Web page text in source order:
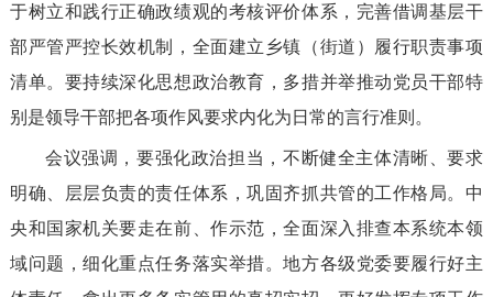
于树立和践行正确政绩观的考核评价体系，完善借调基层干
部严管严控长效机制，全面建立乡镇（街道）履行职责事项
清单。要持续深化思想政治教育，多措并举推动党员干部特
别是领导干部把各项作风要求内化为日常的言行准则。
会议强调，要强化政治担当，不断健全主体清晰、要求
明确、层层负责的责任体系，巩固齐抓共管的工作格局。中
央和国家机关要走在前、作示范，全面深入排查本系统本领
域问题，细化重点任务落实举措。地方各级党委要履行好主